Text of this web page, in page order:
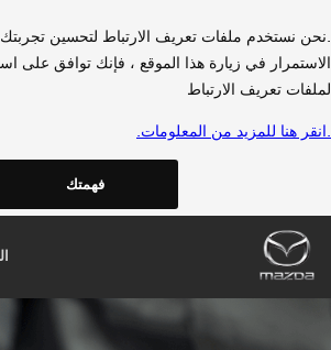
.نحن نستخدم ملفات تعريف الارتباط لتحسين
الاستمرار في زيارة هذا الموقع ، فإنك توافق على
لملفات تعريف الارتباط
.انقر هنا للمزيد من المعلومات.
فهمتك